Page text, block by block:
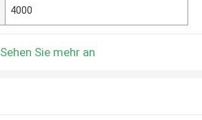
4000
Sehen Sie mehr an